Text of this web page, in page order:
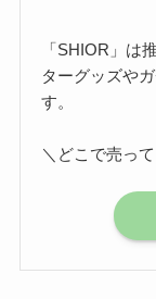
「SHIOR」は
ターグッズや
す。
＼どこで売っ